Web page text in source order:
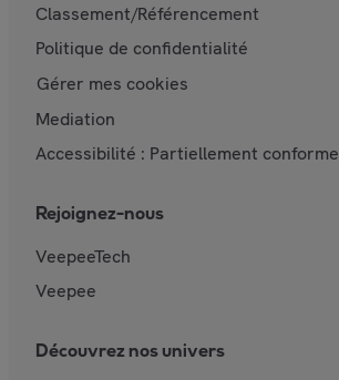
Classement/Référencement
Politique de confidentialité
Gérer mes cookies
Mediation
Accessibilité : Partiellement conforme
Rejoignez-nous
VeepeeTech
Veepee
Découvrez nos univers